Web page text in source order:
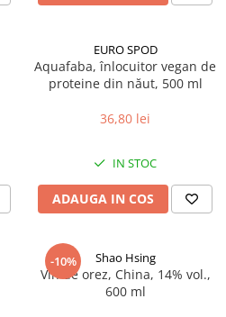
EURO SPOD
Aquafaba, înlocuitor vegan de
proteine ​​din năut, 500 ml
36,80 lei
IN STOC
ADAUGA IN COS
-10% Shao Hsing
Vin de orez, China, 14% vol.,
600 ml